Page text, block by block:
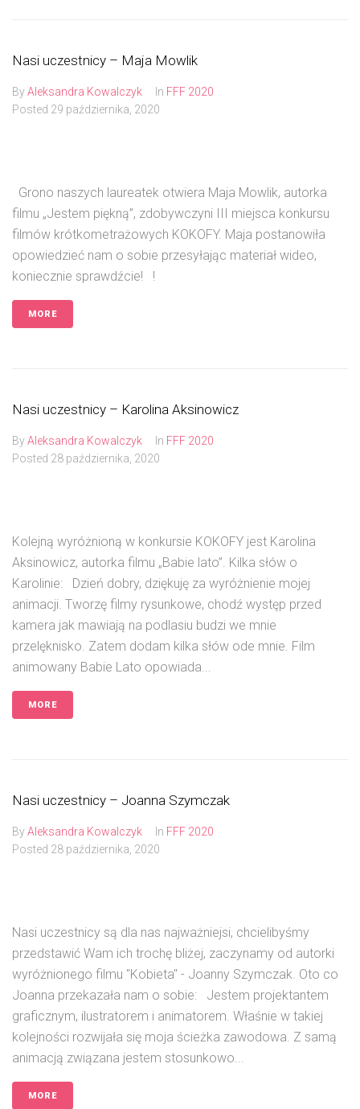
Nasi uczestnicy – Maja Mowlik
ByAleksandra Kowalczyk In FFF 2020
Posted 29 października, 2020
Grono naszych laureatek otwiera Maja Mowlik, autorka
filmu „Jestem piękną”, zdobywczyni III miejsca konkursu
filmów krótkometrażowych KOKOFY. Maja postanowiła
opowiedzieć nam o sobie przesyłając materiał wideo,
koniecznie sprawdźcie! !
MORE
Nasi uczestnicy – Karolina Aksinowicz
ByAleksandra Kowalczyk In FFF 2020
Posted 28 października, 2020
Kolejną wyróżnioną w konkursie KOKOFY jest Karolina
Aksinowicz, autorka filmu „Babie lato”. Kilka słów o
Karolinie: Dzień dobry, dziękuję za wyróżnienie mojej
animacji. Tworzę filmy rysunkowe, chodź występ przed
kamera jak mawiają na podlasiu budzi we mnie
przelęknisko. Zatem dodam kilka słów ode mnie. Film
animowany Babie Lato opowiada...
MORE
Nasi uczestnicy – Joanna Szymczak
ByAleksandra Kowalczyk In FFF 2020
Posted 28 października, 2020
Nasi uczestnicy są dla nas najważniejsi, chcielibyśmy
przedstawić Wam ich trochę bliżej, zaczynamy od autorki
wyróżnionego filmu "Kobieta" - Joanny Szymczak. Oto co
Joanna przekazała nam o sobie: Jestem projektantem
graficznym, ilustratorem i animatorem. Właśnie w takiej
kolejności rozwijała się moja ścieżka zawodowa. Z samą
animacją związana jestem stosunkowo...
MORE